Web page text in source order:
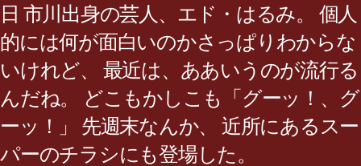
日 市川出身の芸人、エド・はるみ。 個人
的には何が面白いのかさっぱりわからな
いけれど、 最近は、ああいうのが流行る
んだね。 どこもかしこも「グーッ！、グ
ーッ！」 先週末なんか、 近所にあるスー
パーのチラシにも登場した。